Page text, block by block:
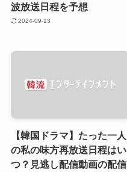
波放送日程を予想
2024-09-13
【韓国ドラマ】たった一人
の私の味方再放送日程はい
つ？見逃し配信動画の配信